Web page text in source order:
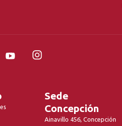
YouTubeInstagram
Sede
Concepción
Ainavillo 456, Concepción